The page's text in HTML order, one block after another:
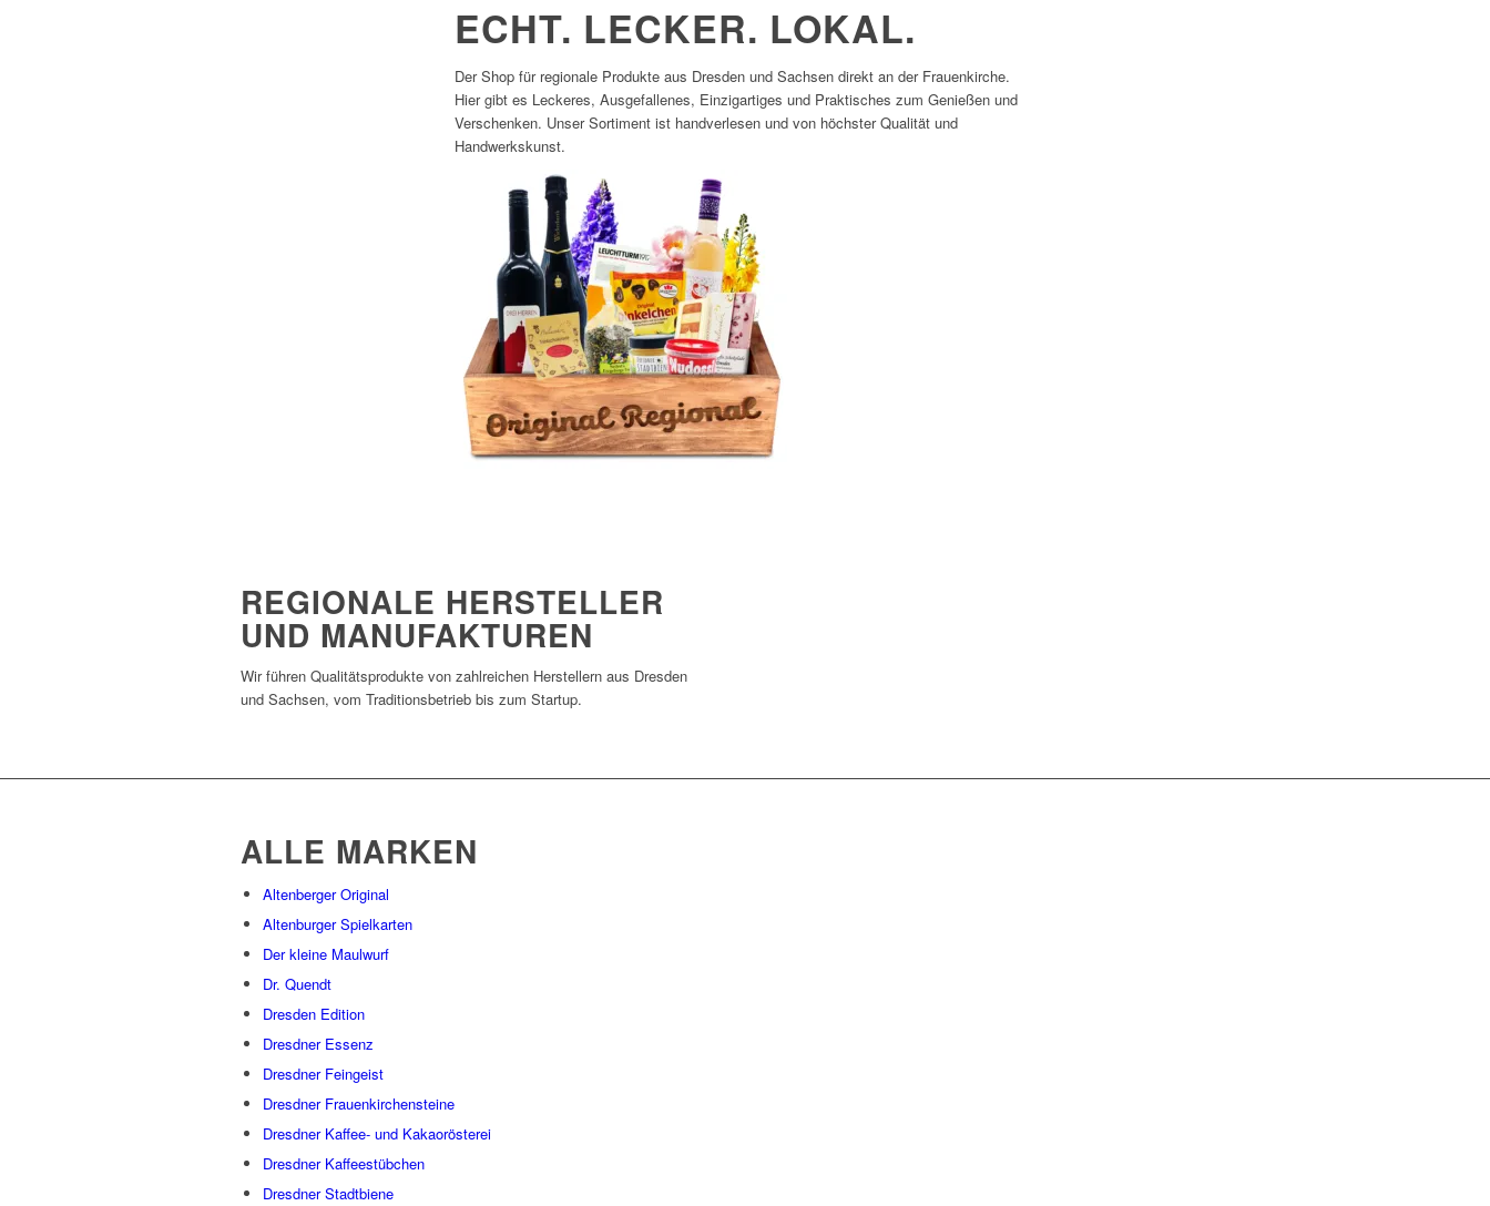
ECHT. LECKER. LOKAL.
Der Shop für regionale Produkte aus Dresden und Sachsen direkt an der Frauenkirche.
Hier gibt es Leckeres, Ausgefallenes, Einzigartiges und Praktisches zum Genießen und
Verschenken. Unser Sortiment ist handverlesen und von höchster Qualität und
Handwerkskunst.
REGIONALE HERSTELLER
UND MANUFAKTUREN
Wir führen Qualitätsprodukte von zahlreichen Herstellern aus Dresden
und Sachsen, vom Traditionsbetrieb bis zum Startup.
ALLE MARKEN
Altenberger Original
Altenburger Spielkarten
Der kleine Maulwurf
Dr. Quendt
Dresden Edition
Dresdner Essenz
Dresdner Feingeist
Dresdner Frauenkirchensteine
Dresdner Kaffee- und Kakaorösterei
Dresdner Kaffeestübchen
Dresdner Stadtbiene